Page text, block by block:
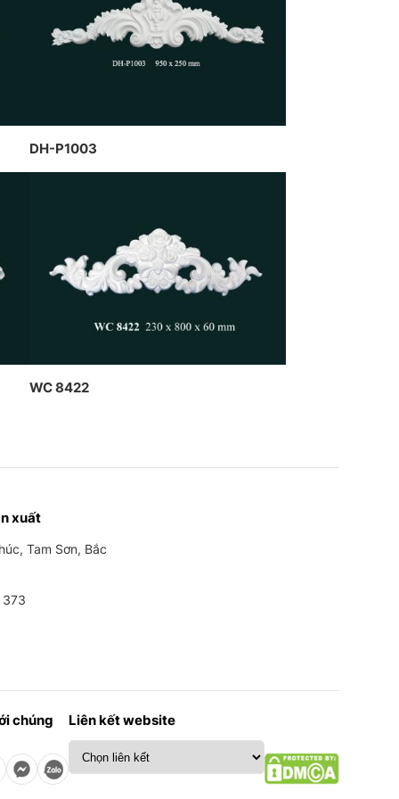
DH-P1003
WC 8422
nghệ thuật của CT Dịch
Hawa thiết kế và thi công
xuất
Tam Sơn, Bắc
373
chúng Liên kết website